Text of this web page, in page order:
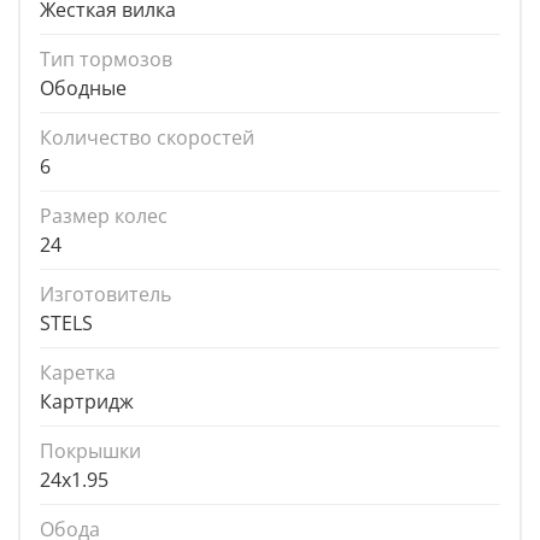
Жесткая вилка
Тип тормозов
Ободные
Количество скоростей
6
Размер колес
24
Изготовитель
STELS
Каретка
Картридж
Покрышки
24x1.95
Обода